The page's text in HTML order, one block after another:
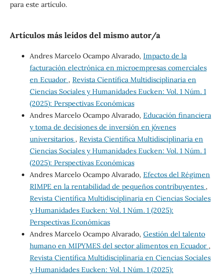
para este artículo.
Artículos más leídos del mismo autor/a
Andres Marcelo Ocampo Alvarado, Impacto de la
facturación electrónica en microempresas comerciales
en Ecuador , Revista Científica Multidisciplinaria en
Ciencias Sociales y Humanidades Eucken: Vol. 1 Núm. 1
(2025): Perspectivas Económicas
Andres Marcelo Ocampo Alvarado, Educación financiera
y toma de decisiones de inversión en jóvenes
universitarios , Revista Científica Multidisciplinaria en
Ciencias Sociales y Humanidades Eucken: Vol. 1 Núm. 1
(2025): Perspectivas Económicas
Andres Marcelo Ocampo Alvarado, Efectos del Régimen
RIMPE en la rentabilidad de pequeños contribuyentes ,
Revista Científica Multidisciplinaria en Ciencias Sociales
y Humanidades Eucken: Vol. 1 Núm. 1 (2025):
Perspectivas Económicas
Andres Marcelo Ocampo Alvarado, Gestión del talento
humano en MIPYMES del sector alimentos en Ecuador ,
Revista Científica Multidisciplinaria en Ciencias Sociales
y Humanidades Eucken: Vol. 1 Núm. 1 (2025):